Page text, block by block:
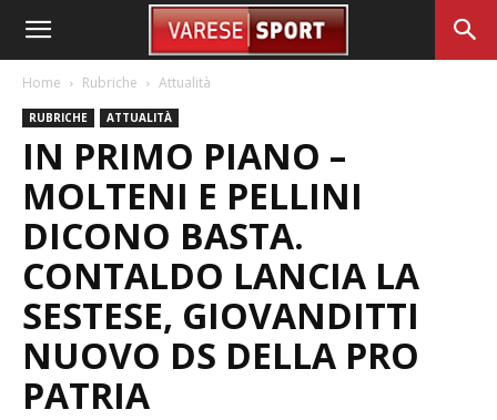
Home Rubriche Attualità
RUBRICHE ATTUALITÀ
IN PRIMO PIANO –
MOLTENI E PELLINI
DICONO BASTA.
CONTALDO LANCIA LA
SESTESE, GIOVANDITTI
NUOVO DS DELLA PRO
PATRIA